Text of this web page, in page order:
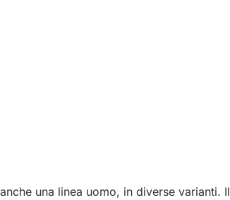
una linea uomo, in diverse varianti. Il